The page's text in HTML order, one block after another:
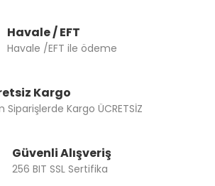
Havale / EFT
Havale /EFT ile ödeme
Kargo
Siparişlerde Kargo ÜCRETSİZ
Güvenli Alışveriş
256 BIT SSL Sertifika